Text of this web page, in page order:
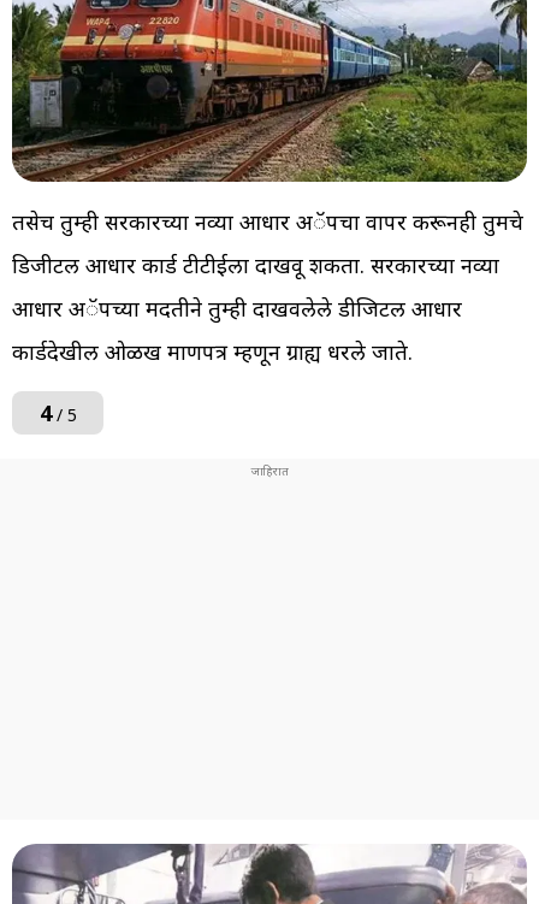
तसेच तुम्ही सरकारच्या नव्या आधार अॅपचा वापर करूनही तुमचे
डिजीटल आधार कार्ड टीटीईला दाखवू शकता. सरकारच्या नव्या
आधार अॅपच्या मदतीने तुम्ही दाखवलेले डीजिटल आधार
कार्डदेखील ओळख प्रमाणपत्र म्हणून ग्राह्य धरले जाते.
4/ 5